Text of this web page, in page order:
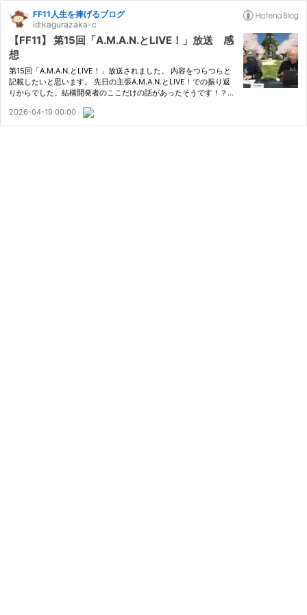
FF11人生を捧げるブログ
id:kagurazaka-c
【FF11】 第15回「A.M.A.N.とLIVE！」放送 感
想
第15回「A.M.A.N.とLIVE！」放送されました。 内容をつらつらと
記載したいと思います。 先日の主張A.M.A.N.とLIVE！での振り返
りからでした。結構開発者のここだけの話があったそうです！？聞
いただいたそうです・・・そんなの！聴きたいにきまってるじゃな
い…
2026-04-19 00:00